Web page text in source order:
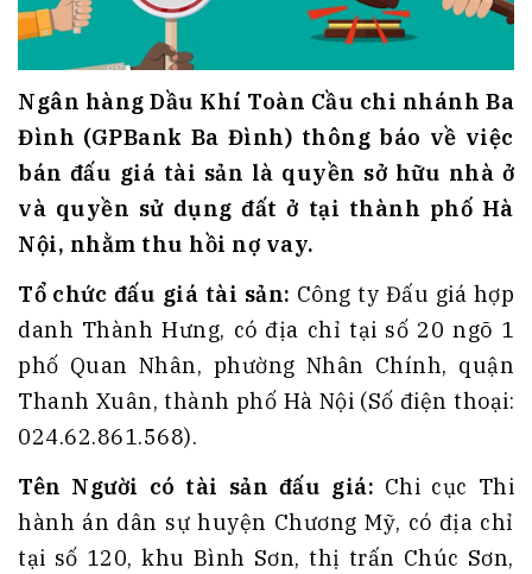
Ngân hàng Dầu Khí Toàn Cầu chi nhánh Ba
Đình (GPBank Ba Đình) thông báo về việc
bán đấu giá tài sản là quyền sở hữu nhà ở
và quyền sử dụng đất ở tại thành phố Hà
Nội, nhằm thu hồi nợ vay.
Tổ chức đấu giá tài sản: Công ty Đấu giá hợp
danh Thành Hưng, có địa chỉ tại số 20 ngõ 1
phố Quan Nhân, phường Nhân Chính, quận
Thanh Xuân, thành phố Hà Nội (Số điện thoại:
024.62.861.568).
Tên Người có tài sản đấu giá: Chi cục Thi
hành án dân sự huyện Chương Mỹ, có địa chỉ
tại số 120, khu Bình Sơn, thị trấn Chúc Sơn,